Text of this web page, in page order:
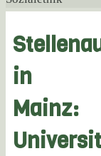
in
Mainz: